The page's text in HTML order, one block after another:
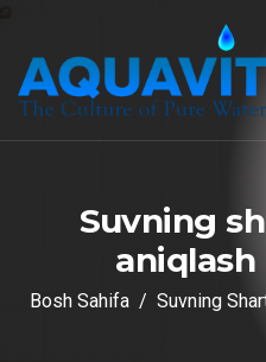
Suvning sh
aniqlash
Bosh Sahifa Suvning